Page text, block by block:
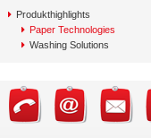
Produkthighlights
Paper Technologies
Washing Solutions